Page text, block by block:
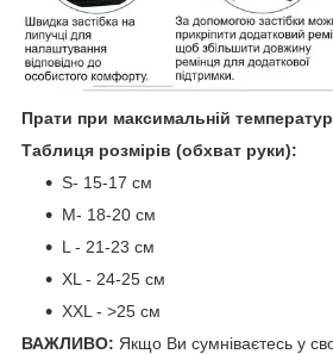
Прати при максимальній
Таблиця розмірів (обхват руки):
S- 15-17 см
M- 18-20 см
L - 21-23 см
XL - 24-25 см
XXL - >25 см
ВАЖЛИВО: Якщо Ви сумніваєтесь у